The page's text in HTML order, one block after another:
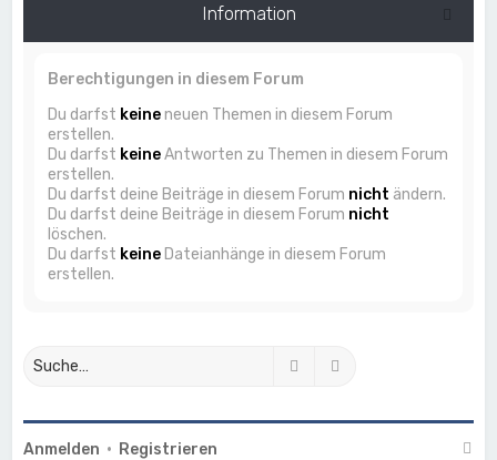
Information
Berechtigungen in diesem Forum
Du darfst keineneuen Themen in diesem Forum
erstellen.
Du darfst keineAntworten zu Themen in diesem Forum
erstellen.
Du darfst deine Beiträge in diesem Forum nicht ändern.
Du darfst deine Beiträge in diesem Forum nicht
löschen.
Du darfst keine Dateianhänge in diesem Forum
erstellen.
Suche
Anmelden • Registrieren